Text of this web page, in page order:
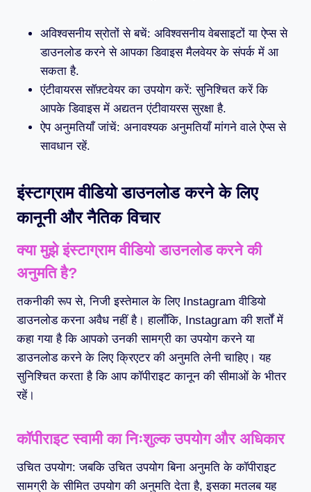
अविश्वसनीय स्रोतों से बचें: अविश्वसनीय वेबसाइटों या ऐप्स से
डाउनलोड करने से आपका डिवाइस मैलवेयर के संपर्क में आ
सकता है.
एंटीवायरस सॉफ़्टवेयर का उपयोग करें: सुनिश्चित करें कि
आपके डिवाइस में अद्यतन एंटीवायरस सुरक्षा है.
ऐप अनुमतियाँ जांचें: अनावश्यक अनुमतियाँ मांगने वाले ऐप्स से
सावधान रहें.
इंस्टाग्राम वीडियो डाउनलोड करने के लिए
कानूनी और नैतिक विचार
क्या मुझे इंस्टाग्राम वीडियो डाउनलोड करने की
अनुमति है?
तकनीकी रूप से, निजी इस्तेमाल के लिए Instagram वीडियो
डाउनलोड करना अवैध नहीं है। हालाँकि, Instagram की शर्तों में
कहा गया है कि आपको उनकी सामग्री का उपयोग करने या
डाउनलोड करने के लिए क्रिएटर की अनुमति लेनी चाहिए। यह
सुनिश्चित करता है कि आप कॉपीराइट कानून की सीमाओं के भीतर
रहें।
कॉपीराइट स्वामी का निःशुल्क उपयोग और अधिकार
उचित उपयोग: जबकि उचित उपयोग बिना अनुमति के कॉपीराइट
सामग्री के सीमित उपयोग की अनुमति देता है, इसका मतलब यह